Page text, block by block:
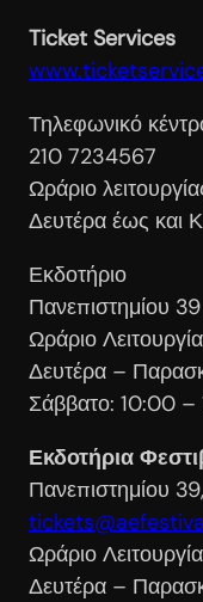
Ticket Services
Τηλεφωνικό
210 7234567
Ωράριο
Δευτέρα έως και
Εκδοτήριο
Πανεπιστημίου
Ωράριο
Δευτέρα –
Σάββατο: 10:00 –
Εκδοτήρια
Πανεπιστημίου
Ωράριο
Δευτέρα –